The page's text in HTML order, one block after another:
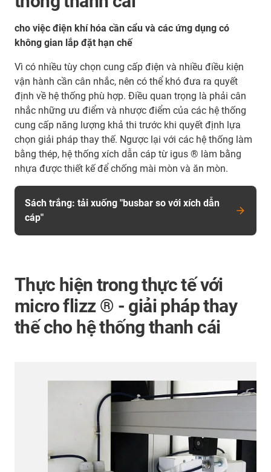
cho việc điện khí hóa cần cẩu và các ứng dụng có
không gian lắp đặt hạn chế
Vì có nhiều tùy chọn cung cấp điện và nhiều điều kiện
vận hành cần cân nhắc, nên có thể khó đưa ra quyết
định về hệ thống phù hợp. Điều quan trọng là phải cân
nhắc những ưu điểm và nhược điểm của các hệ thống
cung cấp năng lượng khả thi trước khi quyết định lựa
chọn giải pháp thay thế. Ngược lại với các hệ thống làm
bằng thép, hệ thống xích dẫn cáp từ igus ® làm bằng
nhựa được thiết kế để chống mài mòn và ăn mòn.
Sách trắng: tải xuống "busbar so với xích dẫn
cáp"
Thực hiện trong thực tế với
micro flizz ® - giải pháp thay
thế cho hệ thống thanh cái